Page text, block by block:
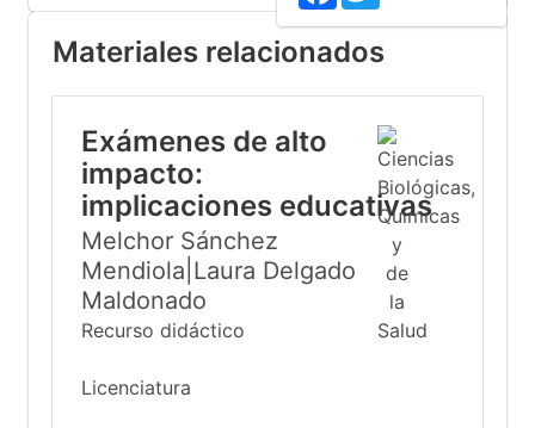
Materiales relacionados
Exámenes de alto
impacto:
implicaciones educativas
Melchor Sánchez
Mendiola|Laura Delgado
Maldonado
Recurso didáctico
Licenciatura